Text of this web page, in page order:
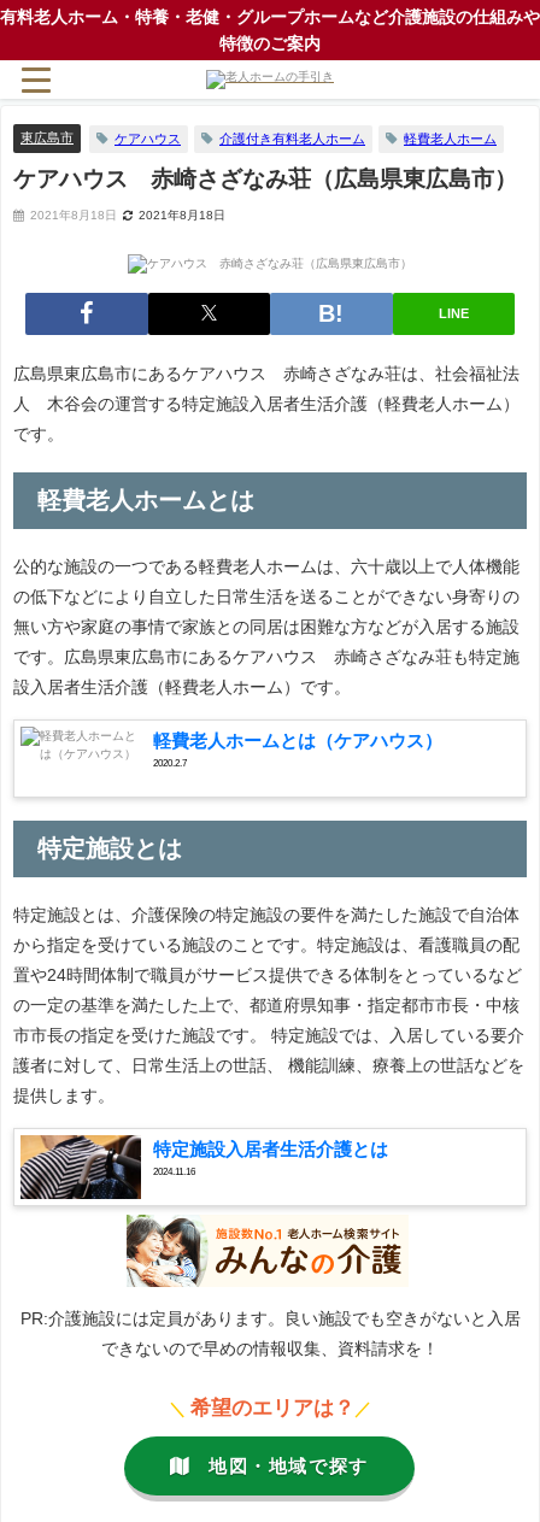
有料老人ホーム・特養・老健・グループホームなど介護施設の仕組みや
特徴のご案内
東広島市 ケアハウス 介護付き有料老人ホーム 軽費老人ホーム
ケアハウス 赤崎さざなみ荘（広島県東広島市）
2021年8月18日 2021年8月18日
LINE
広島県東広島市にあるケアハウス 赤崎さざなみ荘は、社会福祉法
人 木谷会の運営する特定施設入居者生活介護（軽費老人ホーム）
です。
軽費老人ホームとは
公的な施設の一つである軽費老人ホームは、六十歳以上で人体機能
の低下などにより自立した日常生活を送ることができない身寄りの
無い方や家庭の事情で家族との同居は困難な方などが入居する施設
です。広島県東広島市にあるケアハウス 赤崎さざなみ荘も特定施
設入居者生活介護（軽費老人ホーム）です。
軽費老人ホームとは（ケアハウス）
2020.2.7
特定施設とは
特定施設とは、介護保険の特定施設の要件を満たした施設で自治体
から指定を受けている施設のことです。特定施設は、看護職員の配
置や24時間体制で職員がサービス提供できる体制をとっているなど
の一定の基準を満たした上で、都道府県知事・指定都市市長・中核
市市長の指定を受けた施設です。 特定施設では、入居している要介
護者に対して、日常生活上の世話、 機能訓練、療養上の世話などを
提供します。
特定施設入居者生活介護とは
2024.11.16
PR:介護施設には定員があります。良い施設でも空きがないと入居
できないので早めの情報収集、資料請求を！
＼ 希望のエリアは？ ／
地図・地域で探す